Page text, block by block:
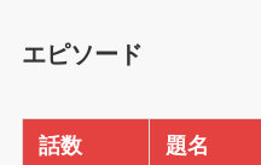
エピソード
話数 題名